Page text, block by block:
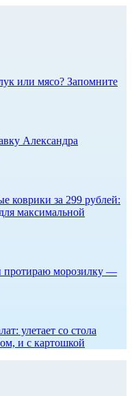
или мясо? Запомните
Александра
коврики за 299 рублей:
максимальной
протираю морозилку —
улетает со стола
и с картошкой